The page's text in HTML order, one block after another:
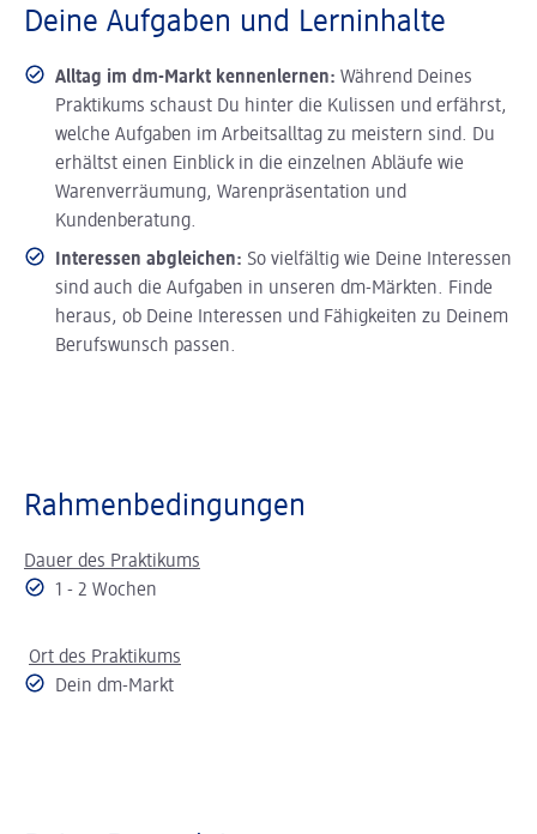
Deine Aufgaben und Lerninhalte
Alltag im dm-Markt kennenlernen: Während Deines
Praktikums schaust Du hinter die Kulissen und erfährst,
welche Aufgaben im Arbeitsalltag zu meistern sind. Du
erhältst einen Einblick in die einzelnen Abläufe wie
Warenverräumung, Warenpräsentation und
Kundenberatung.
Interessen abgleichen: So vielfältig wie Deine Interessen
sind auch die Aufgaben in unseren dm-Märkten. Finde
heraus, ob Deine Interessen und Fähigkeiten zu Deinem
Berufswunsch passen.
Rahmenbedingungen
Dauer des Praktikums
1 - 2 Wochen
Ort des Praktikums
Dein dm-Markt